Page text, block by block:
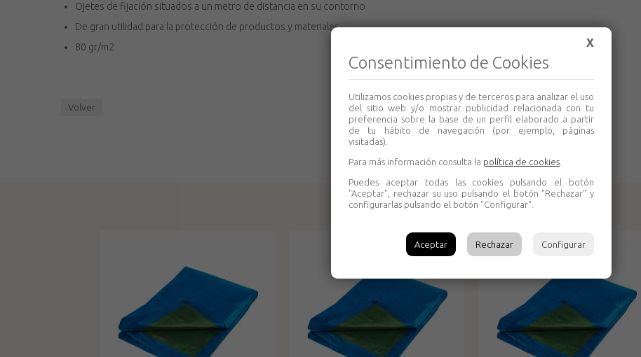
Ojetes de fijación situados a un metro de distancia en su contorno
De gran utilidad para la protección de productos y materiales
80 gr/m2
Volver
Productos relacionados
X
Consentimiento de Cookies
Utilizamos cookies propias y de terceros para analizar el uso
del sitio web y/o mostrar publicidad relacionada con tu
preferencia sobre la base de un perfil elaborado a partir
de tu hábito de navegación (por ejemplo, páginas
visitadas).
Para más información consulta la política de cookies
Puedes aceptar todas las cookies pulsando el botón
"Aceptar", rechazar su uso pulsando el botón "Rechazar" y
configurarlas pulsando el botón "Configurar".
Aceptar Rechazar Configurar